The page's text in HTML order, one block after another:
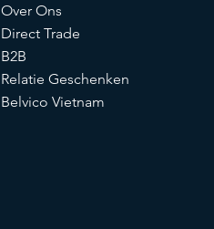
Over Ons
Direct Trade
B2B
Relatie Geschenken
Belvico Vietnam